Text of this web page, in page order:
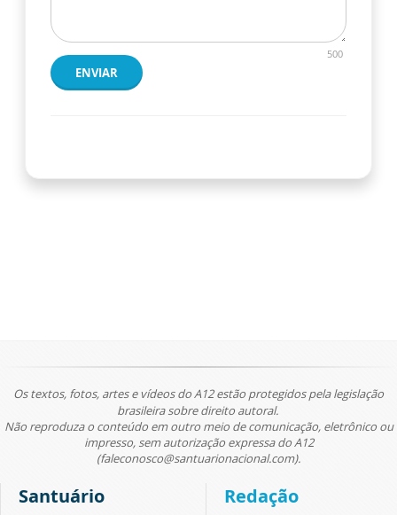
500
ENVIAR
Os textos, fotos, artes e vídeos do A12 estão protegidos pela legislação
brasileira sobre direito autoral.
Não reproduza o conteúdo em outro meio de comunicação, eletrônico ou
impresso, sem autorização expressa do A12
(faleconosco@santuarionacional.com).
Santuário Redação